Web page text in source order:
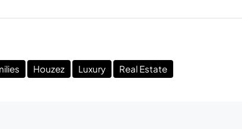
Houzez Luxury Real Estate